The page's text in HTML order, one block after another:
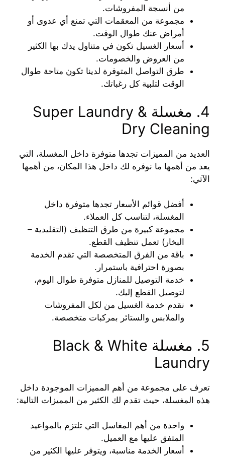
من أنسجة المفروشات.
مجموعة من المعقمات التي تمنع أي عدوى أو
أمراض عنك طوال الوقت.
أسعار الغسيل تكون في متناول يدك بها الكثير
من العروض والخصومات.
طرق التواصل المتوفرة لدينا تكون متاحة طوال
الوقت لتلبية كل رغباتك.
4. مغسلة Super Laundry &
Dry Cleaning
العديد من المميزات تجدها متوفرة داخل المغسلة، التي
يعد من أهمها ما نوفره لك داخل هذا المكان، من أهمها
الآتي:
أفضل قوائم الأسعار تجدها متوفرة داخل
المغسلة، لتناسب كل العملاء.
مجموعة كبيرة من طرق التنظيف (التقليدية –
البخار) تعمل تنظيف القطع.
باقة من الفرق المتخصصة التي تقدم الخدمة
بصورة احترافية باستمرار.
خدمة التوصيل للمنازل متوفرة طوال اليوم،
لتوصيل القطع إليك.
نقدم خدمة الغسيل من لكل المفروشات
والملابس والستائر بمركبات متخصصة.
5. مغسلة Black & White
Laundry
تعرف على مجموعة من أهم المميزات الموجودة داخل
هذه المغسلة، حيث تقدم لك الكثير من المميزات التالية:
واحدة من أهم المغاسل التي تلتزم بالمواعيد
المتفق عليها مع العميل.
أسعار الخدمة مناسبة، ويتوفر عليها الكثير من